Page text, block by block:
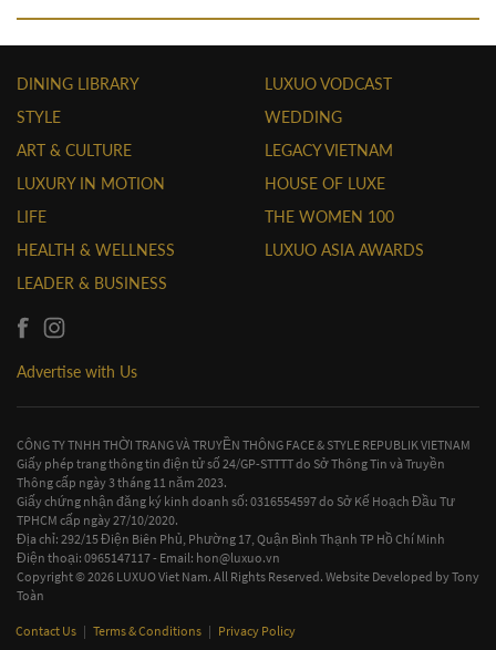
DINING LIBRARY
STYLE
ART & CULTURE
LUXURY IN MOTION
LIFE
HEALTH & WELLNESS
LEADER & BUSINESS
LUXUO VODCAST
WEDDING
LEGACY VIETNAM
HOUSE OF LUXE
THE WOMEN 100
LUXUO ASIA AWARDS
Advertise with Us
CÔNG TY TNHH THỜI TRANG VÀ TRUYỀN THÔNG FACE & STYLE REPUBLIK VIETNAM
Giấy phép trang thông tin điện tử số 24/GP-STTTT do Sở Thông Tin và Truyền
Thông cấp ngày 3 tháng 11 năm 2023.
Giấy chứng nhận đăng ký kinh doanh số: 0316554597 do Sở Kế Hoạch Đầu Tư
TPHCM cấp ngày 27/10/2020.
Địa chỉ: 292/15 Điện Biên Phủ, Phường 17, Quận Bình Thạnh TP Hồ Chí Minh
Điện thoại: 0965147117 - Email: hon@luxuo.vn
Copyright © 2026 LUXUO Viet Nam. All Rights Reserved. Website Developed byTony
Toàn
Contact Us | Terms & Conditions | Privacy Policy